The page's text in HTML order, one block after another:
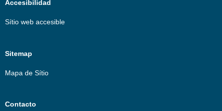
Accesibilidad
Sítio web accesible
Sitemap
Mapa de Sítio
Contacto